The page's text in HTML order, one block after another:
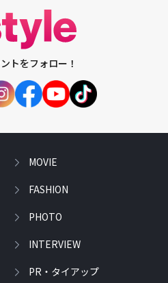
トをフォロー！
MOVIE
FASHION
PHOTO
INTERVIEW
PR・タイアップ